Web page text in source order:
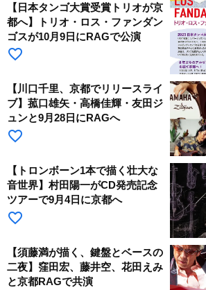
【日本タンゴ大賞受賞トリオが京
都へ】トリオ・ロス・ファンダン
ゴスが10月9日にRAGで公演
favorite_border
【川口千里、京都でリリースライ
ブ】菰口雄矢・高橋佳輝・友田ジ
ュンと9月28日にRAGへ
favorite_border
【トロンボーン1本で描く壮大な
音世界】村田陽一がCD発売記念
ツアーで9月4日に京都へ
favorite_border
【須藤満が描く、鍵盤とベースの
二夜】窪田宏、藤井空、花田えみ
と京都RAGで共演